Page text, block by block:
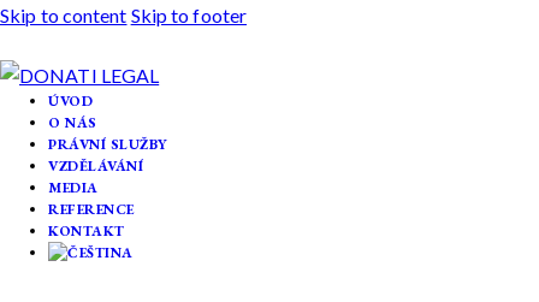
Skip to content Skip to footer
ÚVOD
O NÁS
PRÁVNÍ SLUŽBY
VZDĚLÁVÁNÍ
MEDIA
REFERENCE
KONTAKT